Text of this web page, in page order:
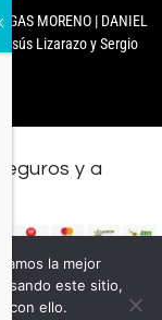
MORENO | DANIEL
Lizarazo y Sergio
y a
la mejor
este sitio,
con ello.